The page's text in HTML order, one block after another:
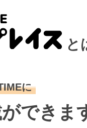
と
に
できま